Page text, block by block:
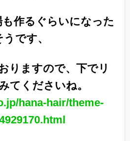
作るぐらいになった
うです、
りますので、下でリ
てくださいね。
hana-hair/theme-